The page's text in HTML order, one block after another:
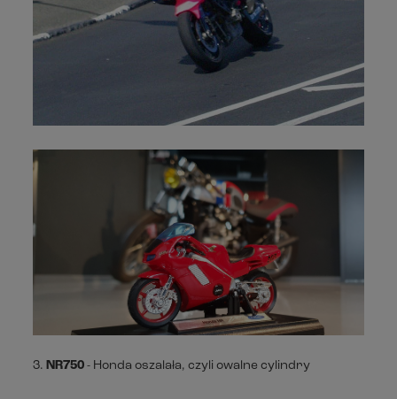
3. NR750- Honda oszalała, czyli owalne cylindry